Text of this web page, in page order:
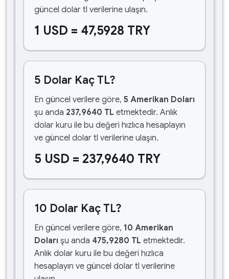
güncel dolar tl verilerine ulaşın.
1 USD = 47,5928 TRY
5 Dolar Kaç TL?
En güncel verilere göre, 5 Amerikan Doları
şu anda 237,9640 TL etmektedir. Anlık
dolar kuru ile bu değeri hızlıca hesaplayın
ve güncel dolar tl verilerine ulaşın.
5 USD = 237,9640 TRY
10 Dolar Kaç TL?
En güncel verilere göre, 10 Amerikan
Doları şu anda 475,9280 TL etmektedir.
Anlık dolar kuru ile bu değeri hızlıca
hesaplayın ve güncel dolar tl verilerine